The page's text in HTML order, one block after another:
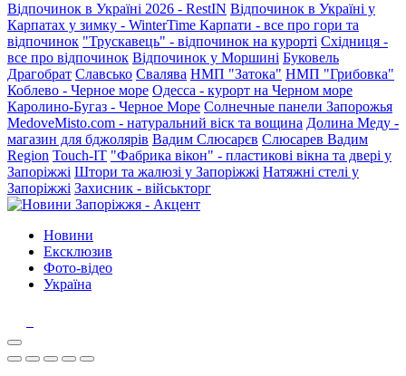
Відпочинок в Україні 2026 - RestIN Відпочинок в Україні у
Карпатах у зимку - WinterTime Карпати - все про гори та
відпочинок "Трускавець" - відпочинок на курорті Східниця -
все про відпочинок Відпочинок у Моршині Буковель
Драгобрат Славсько Свалява НМП "Затока" НМП "Грибовка"
Коблево - Черное море Одесса - курорт на Черном море
Каролино-Бугаз - Черное Море Солнечные панели Запорожья
MedoveMisto.com - натуральний віск та вощина Долина Меду -
магазин для бджолярів Вадим Слюсарєв Слюсарев Вадим
Region Touch-IT "Фабрика вікон" - пластикові вікна та двері у
Запоріжжі Штори та жалюзі у Запоріжжі Натяжні стелі у
Запоріжжі Захисник - військторг
Новини
Ексклюзив
Фото-відео
Україна